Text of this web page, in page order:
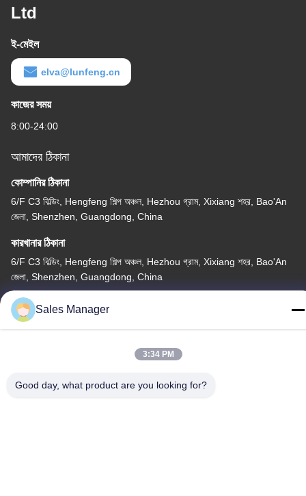
Ltd
ই-মেইল
elva@lunfeng.cn
কাজের সময়
8:00-24:00
আমাদের ঠিকানা
কোম্পানির ঠিকানা
6/F C3 বিল্ডিং, Hengfeng শিল্প অঞ্চল, Hezhou গ্রাম, Xixiang শহর, Bao'An
জেলা, Shenzhen, Guangdong, China
কারখানার ঠিকানা
6/F C3 বিল্ডিং, Hengfeng শিল্প অঞ্চল, Hezhou গ্রাম, Xixiang শহর, Bao'An
জেলা, Shenzhen, Guangdong, China
টেলিফোন
86--13662697476
Sales Manager
3:34 PM
Good day, what product are you looking for?